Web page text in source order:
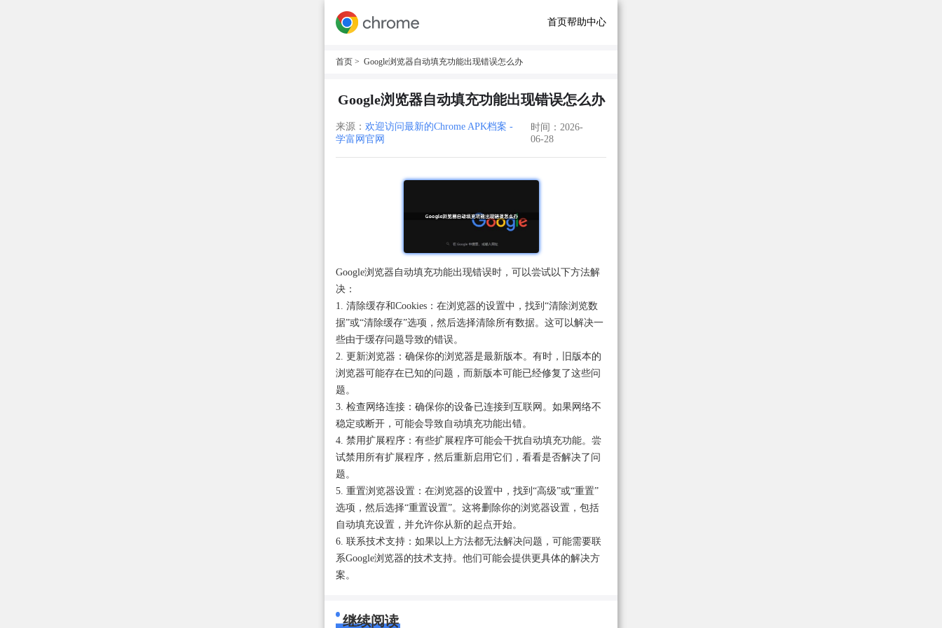
首页帮助中心
首页 > Google浏览器自动填充功能出现错误怎么办
Google浏览器自动填充功能出现错误怎么办
来源： 欢迎访问最新的Chrome APK档案 -
学富网官网
时间：2026-
06-28
Google浏览器自动填充功能出现错误时，可以尝试以下方法解
决：
1. 清除缓存和Cookies：在浏览器的设置中，找到“清除浏览数
据”或“清除缓存”选项，然后选择清除所有数据。这可以解决一
些由于缓存问题导致的错误。
2. 更新浏览器：确保你的浏览器是最新版本。有时，旧版本的
浏览器可能存在已知的问题，而新版本可能已经修复了这些问
题。
3. 检查网络连接：确保你的设备已连接到互联网。如果网络不
稳定或断开，可能会导致自动填充功能出错。
4. 禁用扩展程序：有些扩展程序可能会干扰自动填充功能。尝
试禁用所有扩展程序，然后重新启用它们，看看是否解决了问
题。
5. 重置浏览器设置：在浏览器的设置中，找到“高级”或“重置”
选项，然后选择“重置设置”。这将删除你的浏览器设置，包括
自动填充设置，并允许你从新的起点开始。
6. 联系技术支持：如果以上方法都无法解决问题，可能需要联
系Google浏览器的技术支持。他们可能会提供更具体的解决方
案。
继续阅读